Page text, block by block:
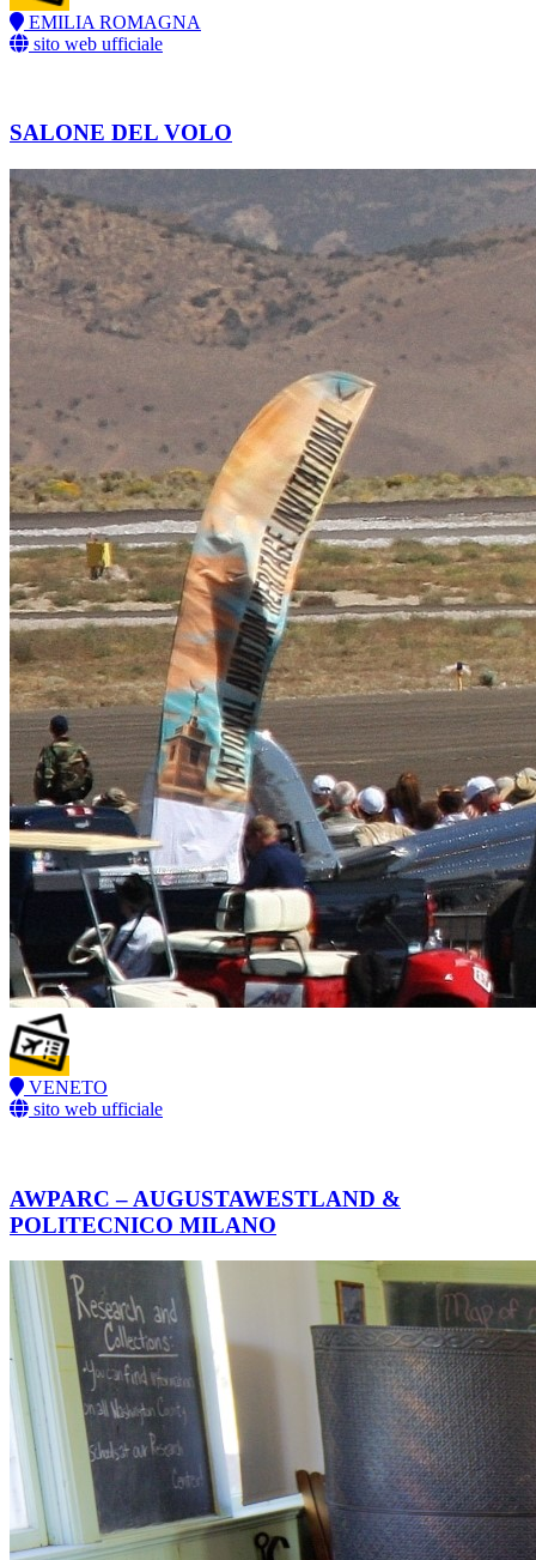
EMILIA ROMAGNA
sito web ufficiale
SALONE DEL VOLO
VENETO
sito web ufficiale
AWPARC – AUGUSTAWESTLAND &
POLITECNICO MILANO